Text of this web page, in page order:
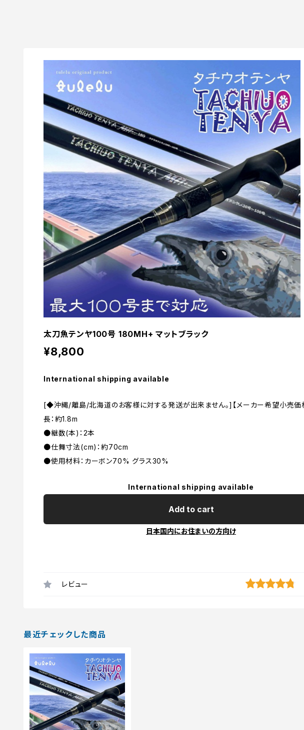
太刀魚テンヤ100号 180MH+ マットブラック
¥8,800
International shipping available
[◆沖縄/離島/北海道のお客様に対する発送が出来ません。]【メーカー希望小売
長：約1.8m
●継数(本)：2本
●仕舞寸法(cm)：約70cm
●使用材料：カーボン70% グラス30%
International shipping available
Add to cart
日本国内にお住まいの方向け
レビュー
最近チェックした商品